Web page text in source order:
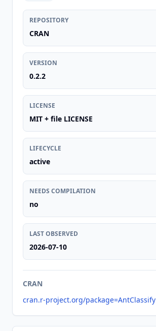
REPOSITORY
CRAN
VERSION
0.2.2
LICENSE
MIT + file LICENSE
LIFECYCLE
active
NEEDS COMPILATION
no
LAST OBSERVED
2026-07-10
CRAN
cran.r-project.org/package=AntClassify